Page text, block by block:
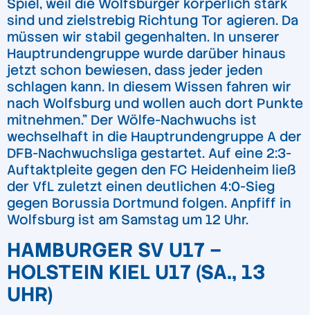
Spiel, weil die Wolfsburger körperlich stark
sind und zielstrebig Richtung Tor agieren. Da
müssen wir stabil gegenhalten. In unserer
Hauptrundengruppe wurde darüber hinaus
jetzt schon bewiesen, dass jeder jeden
schlagen kann. In diesem Wissen fahren wir
nach Wolfsburg und wollen auch dort Punkte
mitnehmen.” Der Wölfe-Nachwuchs ist
wechselhaft in die Hauptrundengruppe A der
DFB-Nachwuchsliga gestartet. Auf eine 2:3-
Auftaktpleite gegen den FC Heidenheim ließ
der VfL zuletzt einen deutlichen 4:0-Sieg
gegen Borussia Dortmund folgen. Anpfiff in
Wolfsburg ist am Samstag um 12 Uhr.
HAMBURGER SV U17 –
HOLSTEIN KIEL U17 (SA., 13
UHR)